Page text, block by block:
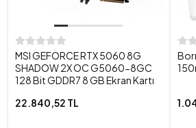
MSI GEFORCE RTX 5060 8G
SHADOW 2X OC G5060-8GC
128 Bit GDDR7 8 GB Ekran Kartı
22.840,52 TL